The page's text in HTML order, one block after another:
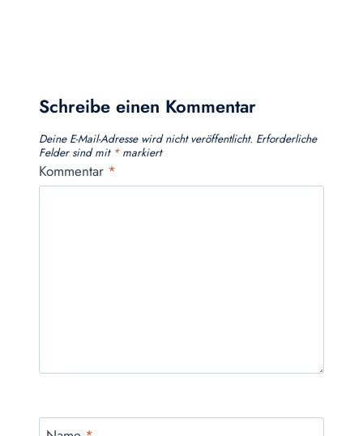
Schreibe einen Kommentar
Deine E-Mail-Adresse wird nicht veröffentlicht. Erforderliche
Felder sind mit *markiert
Kommentar *